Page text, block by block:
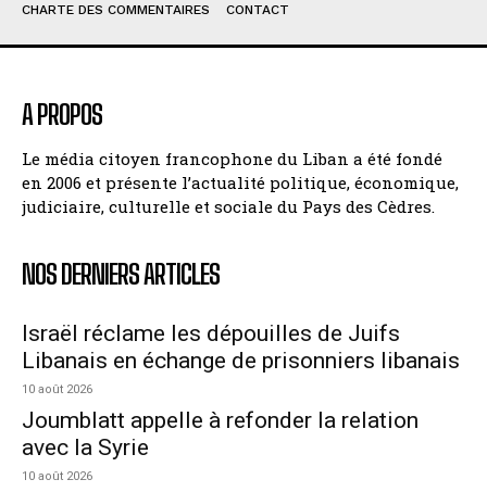
CHARTE DES COMMENTAIRES
CONTACT
A PROPOS
Le média citoyen francophone du Liban a été fondé
en 2006 et présente l’actualité politique, économique,
judiciaire, culturelle et sociale du Pays des Cèdres.
NOS DERNIERS ARTICLES
Israël réclame les dépouilles de Juifs
Libanais en échange de prisonniers libanais
10 août 2026
Joumblatt appelle à refonder la relation
avec la Syrie
10 août 2026